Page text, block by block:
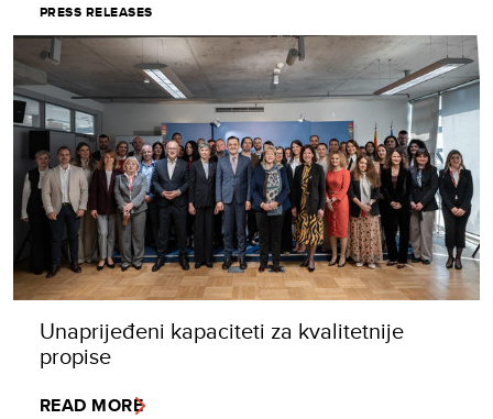
PRESS RELEASES
Unaprijeđeni kapaciteti za kvalitetnije
propise
READ MORE